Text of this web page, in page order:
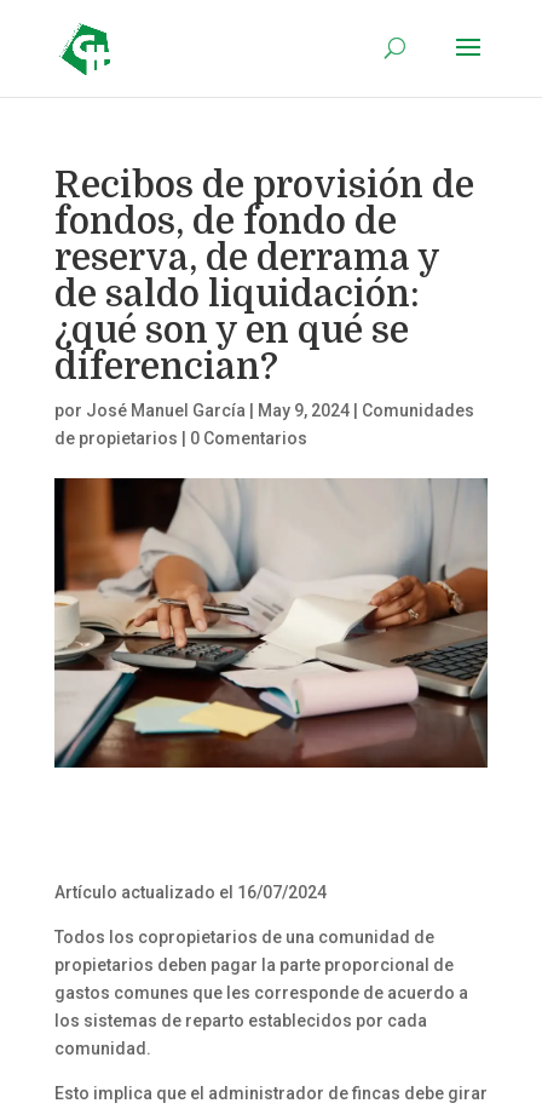
Recibos de provisión de
fondos, de fondo de
reserva, de derrama y
de saldo liquidación:
¿qué son y en qué se
diferencian?
por José Manuel García May 9, 2024| Comunidades
de propietarios
0 Comentarios
Artículo actualizado el 16/07/2024
Todos los copropietarios de una comunidad de
propietarios deben pagar la parte proporcional de
gastos comunes que les corresponde de acuerdo a
los sistemas de reparto establecidos por cada
comunidad.
Esto implica que el administrador de fincas debe girar